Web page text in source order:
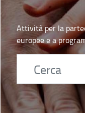
Attività per la
europee e a